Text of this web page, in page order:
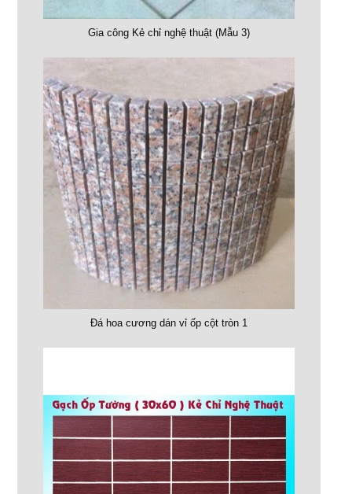
Gia công Kẻ chỉ nghệ thuật (Mẫu 3)
Đá hoa cương dán vỉ ốp cột tròn 1